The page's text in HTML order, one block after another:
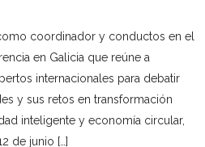
coordinador y conductos en el
en Galicia que reúne a
internacionales para debatir
y sus retos en transformación
inteligente y economía circular,
de junio […]